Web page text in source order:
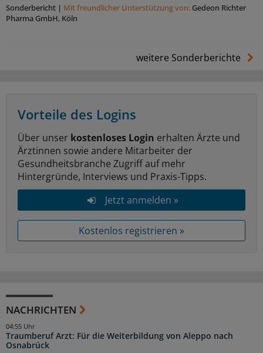
Sonderbericht | Mit freundlicher Unterstützung von: Gedeon Richter
Pharma GmbH, Köln
weitere Sonderberichte
Vorteile des Logins
Über unser kostenloses Login erhalten Ärzte und
Ärztinnen sowie andere Mitarbeiter der
Gesundheitsbranche Zugriff auf mehr
Hintergründe, Interviews und Praxis-Tipps.
Jetzt anmelden »
Kostenlos registrieren »
NACHRICHTEN
Traumberuf Arzt: Für die Weiterbildung von Aleppo nach
Osnabrück
04:55 Uhr